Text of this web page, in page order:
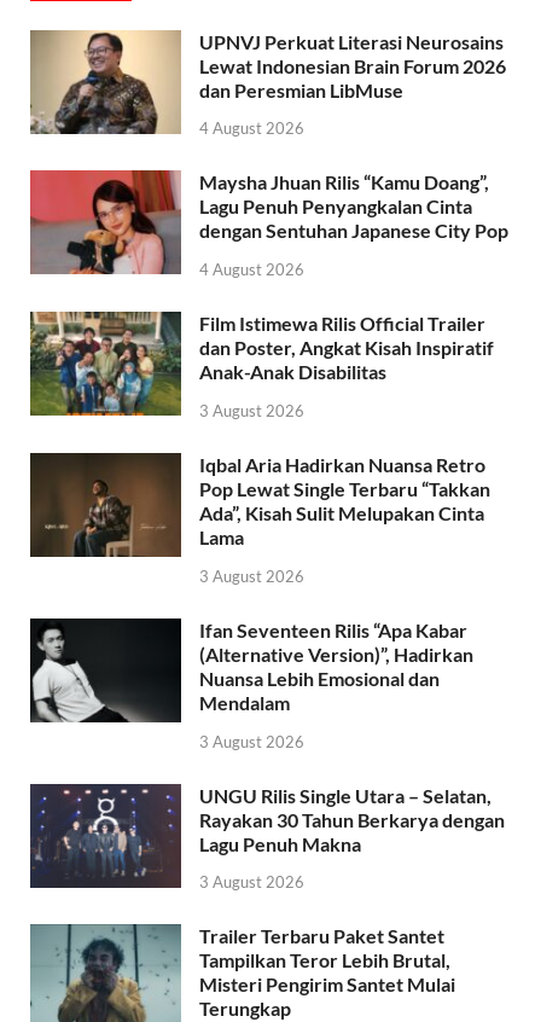
UPNVJ Perkuat Literasi Neurosains
Lewat Indonesian Brain Forum 2026
dan Peresmian LibMuse
4 August 2026
Maysha Jhuan Rilis “Kamu Doang”,
Lagu Penuh Penyangkalan Cinta
dengan Sentuhan Japanese City Pop
4 August 2026
Film Istimewa Rilis Official Trailer
dan Poster, Angkat Kisah Inspiratif
Anak-Anak Disabilitas
3 August 2026
Iqbal Aria Hadirkan Nuansa Retro
Pop Lewat Single Terbaru “Takkan
Ada”, Kisah Sulit Melupakan Cinta
Lama
3 August 2026
Ifan Seventeen Rilis “Apa Kabar
(Alternative Version)”, Hadirkan
Nuansa Lebih Emosional dan
Mendalam
3 August 2026
UNGU Rilis Single Utara – Selatan,
Rayakan 30 Tahun Berkarya dengan
Lagu Penuh Makna
3 August 2026
Trailer Terbaru Paket Santet
Tampilkan Teror Lebih Brutal,
Misteri Pengirim Santet Mulai
Terungkap